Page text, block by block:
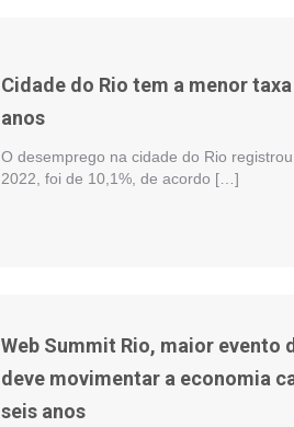
Cidade do Rio tem a menor
anos
O desemprego na cidade do Rio
2022, foi de 10,1%, de acordo […]
Web Summit Rio, maior evento
deve movimentar a economia
seis anos